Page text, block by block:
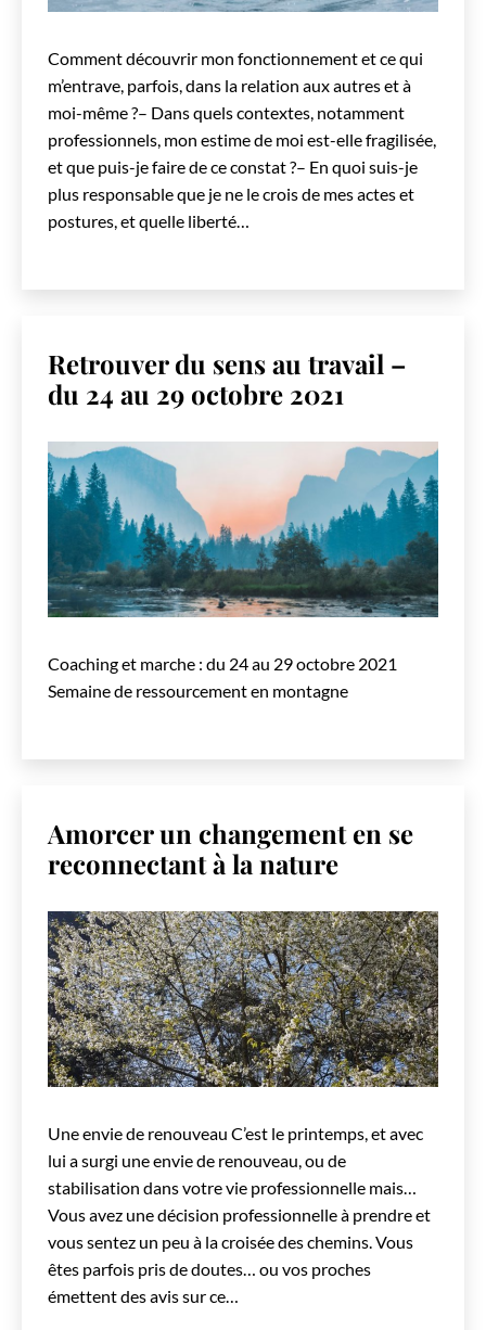
Comment découvrir mon fonctionnement et ce qui
m’entrave, parfois, dans la relation aux autres et à
moi-même ?– Dans quels contextes, notamment
professionnels, mon estime de moi est-elle fragilisée,
et que puis-je faire de ce constat ?– En quoi suis-je
plus responsable que je ne le crois de mes actes et
postures, et quelle liberté…
Retrouver du sens au travail –
du 24 au 29 octobre 2021
Coaching et marche : du 24 au 29 octobre 2021
Semaine de ressourcement en montagne
Amorcer un changement en se
reconnectant à la nature
Une envie de renouveau C’est le printemps, et avec
lui a surgi une envie de renouveau, ou de
stabilisation dans votre vie professionnelle mais…
Vous avez une décision professionnelle à prendre et
vous sentez un peu à la croisée des chemins. Vous
êtes parfois pris de doutes… ou vos proches
émettent des avis sur ce…